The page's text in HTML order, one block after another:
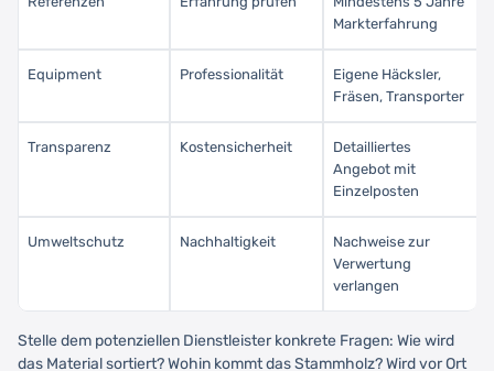
Markterfahrung
Equipment Professionalität
Eigene Häcksler,
Fräsen, Transporter
Transparenz Kostensicherheit
Detailliertes
Angebot mit
Einzelposten
Umweltschutz Nachhaltigkeit
Nachweise zur
Verwertung
verlangen
Stelle dem potenziellen Dienstleister konkrete Fragen: Wie wird
das Material sortiert? Wohin kommt das Stammholz? Wird vor Ort